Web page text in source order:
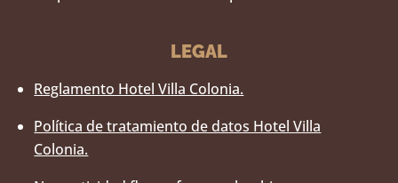
LEGAL
Reglamento Hotel Villa Colonia.
Política de tratamiento de datos Hotel Villa
Colonia.